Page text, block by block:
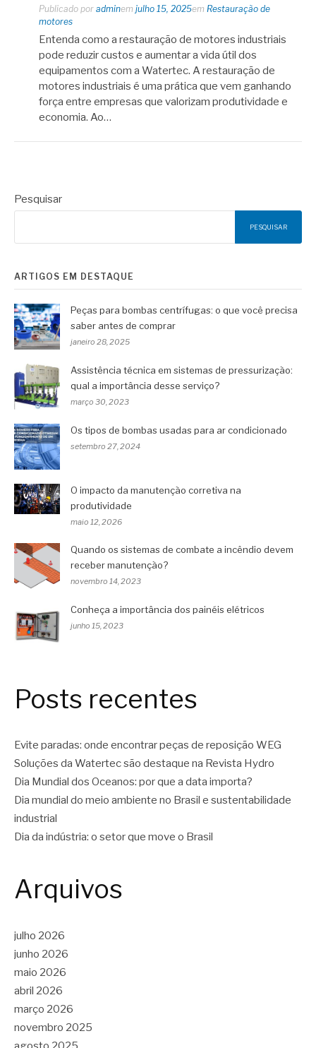
Publicado por adminem julho 15, 2025em Restauração de
motores
Entenda como a restauração de motores industriais
pode reduzir custos e aumentar a vida útil dos
equipamentos com a Watertec. A restauração de
motores industriais é uma prática que vem ganhando
força entre empresas que valorizam produtividade e
economia. Ao…
Pesquisar
PESQUISAR
ARTIGOS EM DESTAQUE
Peças para bombas centrífugas: o que você precisa
saber antes de comprar
janeiro 28, 2025
Assistência técnica em sistemas de pressurização:
qual a importância desse serviço?
março 30, 2023
Os tipos de bombas usadas para ar condicionado
setembro 27, 2024
O impacto da manutenção corretiva na
produtividade
maio 12, 2026
Quando os sistemas de combate a incêndio devem
receber manutenção?
novembro 14, 2023
Conheça a importância dos painéis elétricos
junho 15, 2023
Posts recentes
Evite paradas: onde encontrar peças de reposição WEG
Soluções da Watertec são destaque na Revista Hydro
Dia Mundial dos Oceanos: por que a data importa?
Dia mundial do meio ambiente no Brasil e sustentabilidade
industrial
Dia da indústria: o setor que move o Brasil
Arquivos
julho 2026
junho 2026
maio 2026
abril 2026
março 2026
novembro 2025